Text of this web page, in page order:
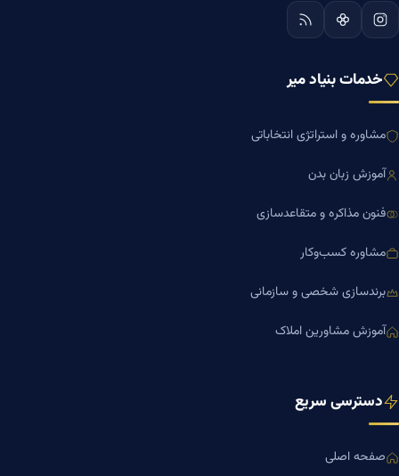
خدمات بنیاد میر
مشاوره و استراتژی انتخاباتی
آموزش زبان بدن
فنون مذاکره و متقاعدسازی
مشاوره کسب‌وکار
برندسازی شخصی و سازمانی
آموزش مشاورین املاک
دسترسی سریع
صفحه اصلی